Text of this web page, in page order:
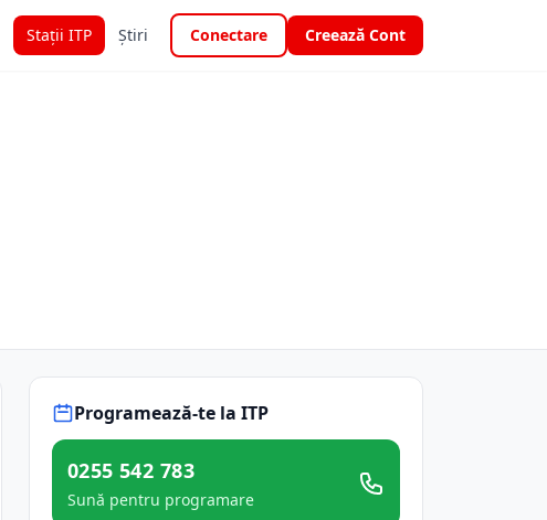
Stații ITP Știri Conectare Creează Cont
Programează-te la ITP
0255 542 783
Sună pentru programare